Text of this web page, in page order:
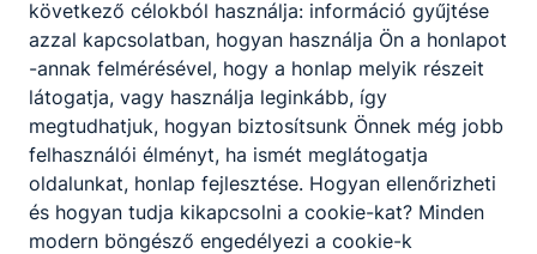
következő célokból használja: információ gyűjtése
azzal kapcsolatban, hogyan használja Ön a honlapot
-annak felmérésével, hogy a honlap melyik részeit
látogatja, vagy használja leginkább, így
megtudhatjuk, hogyan biztosítsunk Önnek még jobb
felhasználói élményt, ha ismét meglátogatja
oldalunkat, honlap fejlesztése. Hogyan ellenőrizheti
és hogyan tudja kikapcsolni a cookie-kat? Minden
modern böngésző engedélyezi a cookie-k